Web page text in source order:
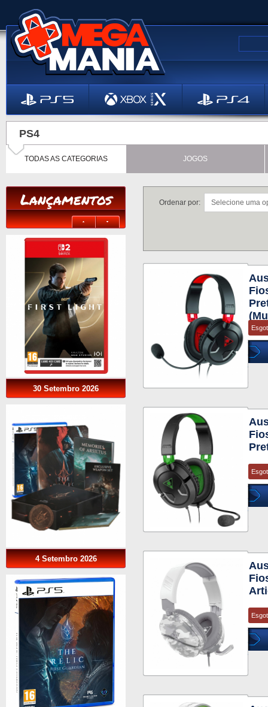
PS4
TODAS AS CATEGORIAS JOGOS
Lançamentos
30 Setembro 2026
4 Setembro 2026
Ordenar por: